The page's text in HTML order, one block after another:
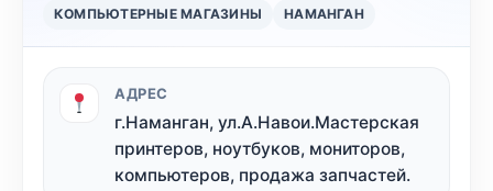
КОМПЬЮТЕРНЫЕ МАГАЗИНЫ НАМАНГАН
АДРЕС
г.Наманган, ул.А.Навои.Мастерская
принтеров, ноутбуков, мониторов,
компьютеров, продажа запчастей.